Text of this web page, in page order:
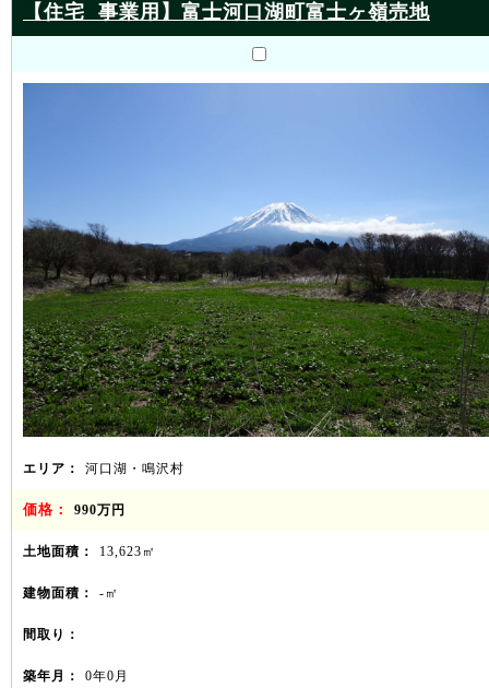
【住宅 事業用】富士河口湖町富士ヶ嶺売地
エリア： 河口湖・鳴沢村
価格： 990万円
土地面積： 13,623㎡
建物面積： -㎡
間取り：
築年月： 0年0月